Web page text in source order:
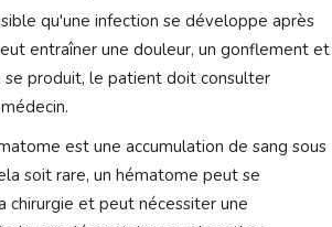
qu'une infection se développe après
entraîner une douleur, un gonflement et
se produit, le patient doit consulter
est une accumulation de sang sous
soit rare, un hématome peut se
chirurgie et peut nécessiter une